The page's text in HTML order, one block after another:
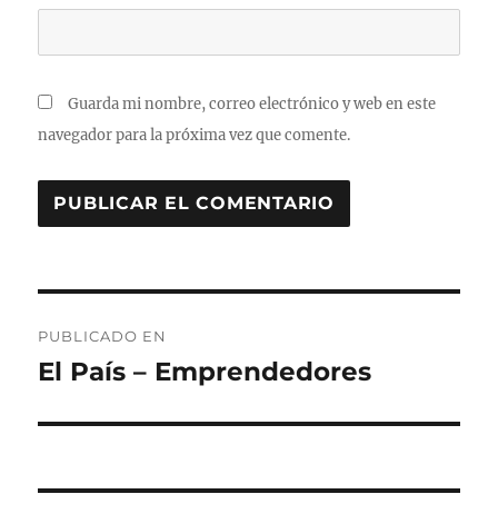
Guarda mi nombre, correo electrónico y web en este
navegador para la próxima vez que comente.
de
PUBLICADO EN
El País – Emprendedores